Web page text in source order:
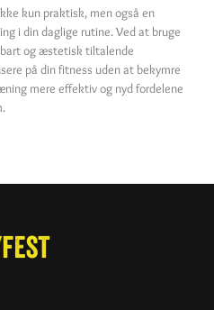
kun praktisk, men også en
i din daglige rutine. Ved at bruge
og æstetisk tiltalende
på din fitness uden at bekymre
mere effektiv og nyd fordelene